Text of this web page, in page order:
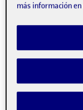
Publicado por
Folio
más información